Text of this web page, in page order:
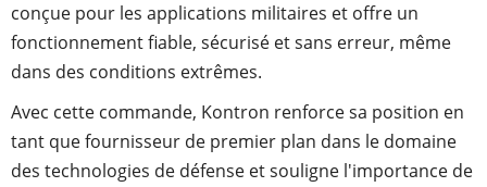
conçue pour les applications militaires et offre un
fonctionnement fiable, sécurisé et sans erreur, même
dans des conditions extrêmes.
Avec cette commande, Kontron renforce sa position en
tant que fournisseur de premier plan dans le domaine
des technologies de défense et souligne l'importance de